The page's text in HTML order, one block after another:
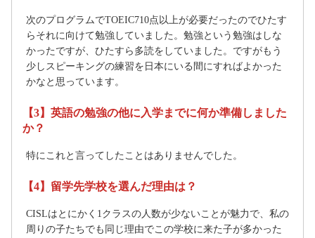
次のプログラムでTOEIC710点以上が必要だったのでひたす
らそれに向けて勉強していました。勉強という勉強はしな
かったですが、ひたすら多読をしていました。ですがもう
少しスピーキングの練習を日本にいる間にすればよかった
かなと思っています。
【3】英語の勉強の他に入学までに何か準備しました
か？
特にこれと言ってしたことはありませんでした。
【4】留学先学校を選んだ理由は？
CISLはとにかく1クラスの人数が少ないことが魅力で、私の
周りの子たちでも同じ理由でこの学校に来た子が多かった